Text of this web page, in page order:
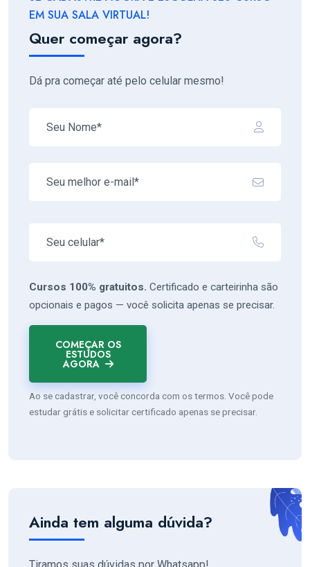
EM SUA SALA VIRTUAL!
Quer começar agora?
Dá pra começar até pelo celular mesmo!
Cursos 100% gratuitos. Certificado e carteirinha são
opcionais e pagos — você solicita apenas se precisar.
COMEÇAR OS
ESTUDOS
AGORA
Ao se cadastrar, você concorda com os termos. Você pode
estudar grátis e solicitar certificado apenas se precisar.
Ainda tem alguma dúvida?
Tiramos suas dúvidas por Whatsapp!